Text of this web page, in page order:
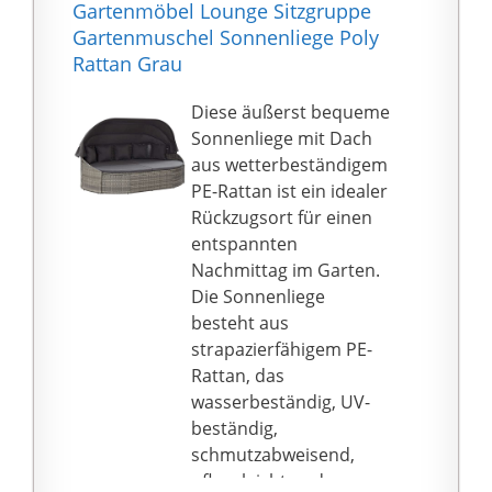
Hocker: 120 kg.
eingearbeitet, die je
nach Bedarf ein- und
können und Ihr
Sonnendach in einen
wunderschönen
Sternenhimmel
verwandeln. Dabei
macht Sie das Solar-
Panel mit integriertem
Akku von jeder
Steckdose unabhängig
KOMFORTABEL: Dank
der hohen Sitzhöhe von
38cm, mit Sitzkissen
sogar 48cm und einer
Sitztiefe von 65cm
sitzen Sie besonders
Gartenmöbel Lounge Sitzgruppe
Gartenmuschel Sonnenliege Poly
Rattan Grau
Diese äußerst bequeme
Sonnenliege mit Dach
aus wetterbeständigem
PE-Rattan ist ein idealer
Rückzugsort für einen
entspannten
Nachmittag im Garten.
Die Sonnenliege
besteht aus
strapazierfähigem PE-
Rattan, das
wasserbeständig, UV-
beständig,
schmutzabweisend,
pflegeleicht und vor